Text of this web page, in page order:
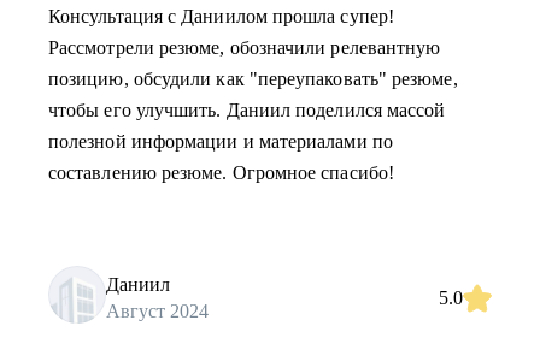
Консультация с Даниилом прошла супер!
Рассмотрели резюме, обозначили релевантную
позицию, обсудили как "переупаковать" резюме,
чтобы его улучшить. Даниил поделился массой
полезной информации и материалами по
составлению резюме. Огромное спасибо!
Даниил
Август 2024
5.0